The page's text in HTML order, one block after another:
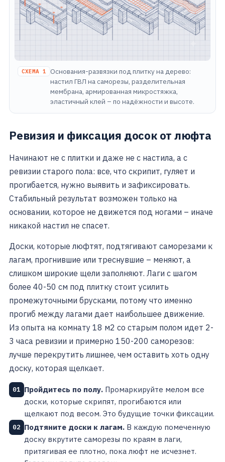
СХЕМА 1
Основания-развязки под плитку на дерево:
настил ГВЛ на саморезы, разделительная
мембрана, армированная микростяжка,
эластичный клей – по надёжности и высоте.
Ревизия и фиксация досок от люфта
Начинают не с плитки и даже не с настила, а с
ревизии старого пола: все, что скрипит, гуляет и
прогибается, нужно выявить и зафиксировать.
Стабильный результат возможен только на
основании, которое не движется под ногами – иначе
никакой настил не спасет.
Доски, которые люфтят, подтягивают саморезами к
лагам, прогнившие или треснувшие – меняют, а
слишком широкие щели заполняют. Лаги с шагом
более 40-50 см под плитку стоит усилить
промежуточными брусками, потому что именно
прогиб между лагами дает наибольшее движение.
Из опыта на комнату 18 м2 со старым полом идет 2-
3 часа ревизии и примерно 150-200 саморезов:
лучше перекрутить лишнее, чем оставить хоть одну
доску, которая щелкает.
01 Пройдитесь по полу. Промаркируйте мелом все
доски, которые скрипят, прогибаются или
щелкают под весом. Это будущие точки фиксации.
02 Подтяните доски к лагам. В каждую помеченную
доску вкрутите саморезы по краям в лаги,
притягивая ее плотно, пока люфт не исчезнет.